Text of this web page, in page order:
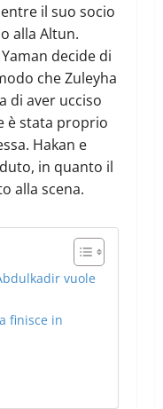
il suo socio
alla Altun.
decide di
che Zuleyha
di aver ucciso
è stata proprio
Hakan e
in quanto il
alla scena.
vuole
finisce in